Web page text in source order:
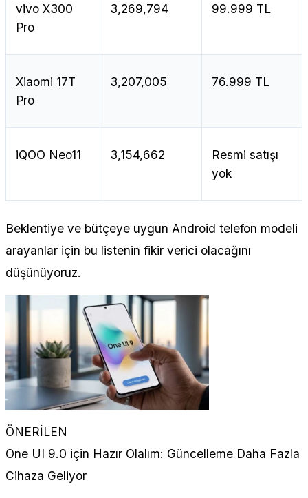
vivo X300
Pro
3,269,794 99.999 TL
Xiaomi 17T
Pro
3,207,005 76.999 TL
iQOO Neo11 3,154,662
Resmi satışı
yok
Beklentiye ve bütçeye uygun Android telefon modeli
arayanlar için bu listenin fikir verici olacağını
düşünüyoruz.
ÖNERİLEN
One UI 9.0 için Hazır Olalım: Güncelleme Daha Fazla
Cihaza Geliyor